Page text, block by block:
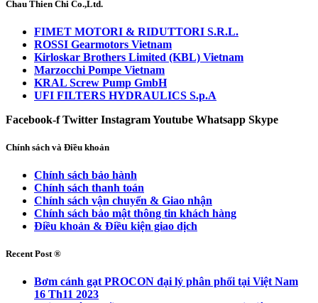
Chau Thien Chi Co.,Ltd.
FIMET MOTORI & RIDUTTORI S.R.L.
ROSSI Gearmotors Vietnam
Kirloskar Brothers Limited (KBL) Vietnam
Marzocchi Pompe Vietnam
KRAL Screw Pump GmbH
UFI FILTERS HYDRAULICS S.p.A
Facebook-f Twitter InstagramYoutube Whatsapp Skype
Chính sách và Điều khoản
Chính sách bảo hành
Chính sách thanh toán
Chính sách vận chuyển & Giao nhận
Chính sách bảo mật thông tin khách hàng
Điều khoản & Điều kiện giao dịch
Recent Post ®
Bơm cánh gạt PROCON đại lý phân phối tại Việt Nam
16 Th11 2023